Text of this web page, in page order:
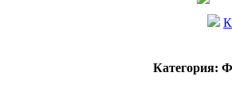
Категория: